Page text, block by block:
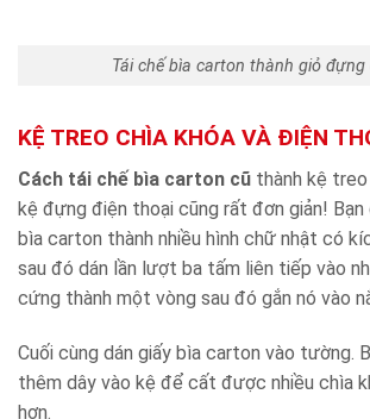
Tái chế bìa carton thành giỏ đựng
KỆ TREO CHÌA KHÓA VÀ ĐIỆN
Cách tái chế bìa carton cũ thành kệ
kệ đựng điện thoại cũng rất đơn giản!
bìa carton thành nhiều hình chữ nhật có
sau đó dán lần lượt ba tấm liên tiếp vào
cứng thành một vòng sau đó gắn nó vào
Cuối cùng dán giấy bìa carton vào tường.
thêm dây vào kệ để cất được nhiều chìa
hơn.